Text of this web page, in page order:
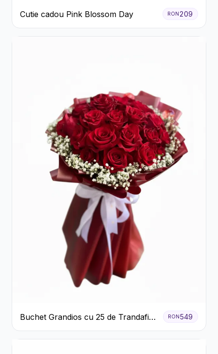
Cutie cadou Pink Blossom Day RON 209
Buchet Grandios cu 25 de Trandafiri
Roșii
RON 549